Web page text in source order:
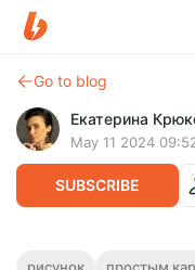
Go to blog
Екатерина
May 11 2024
SUBSCRIBE